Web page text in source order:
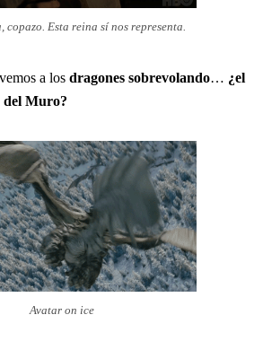
copazo. Esta reina sí nos representa.
a los dragones sobrevolando… ¿el
del Muro?
Avatar on ice